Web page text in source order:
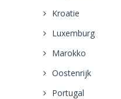
Kroatie
Luxemburg
Marokko
Oostenrijk
Portugal